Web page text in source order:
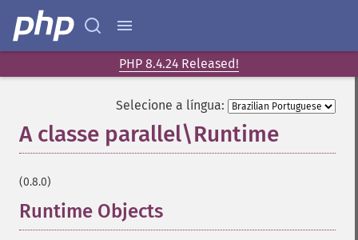
PHP 8.4.24 Released!
Selecione a língua:
A classe parallel\Runtime
(0.8.0)
Runtime Objects